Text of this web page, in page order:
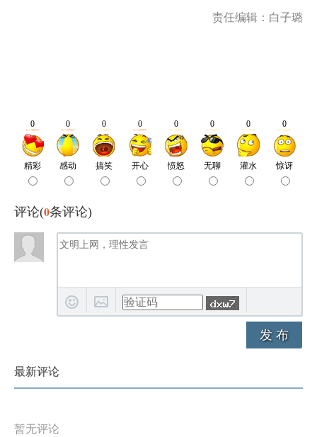
责任编辑：白子璐
评论(0条评论)
发 布
最新评论
暂无评论